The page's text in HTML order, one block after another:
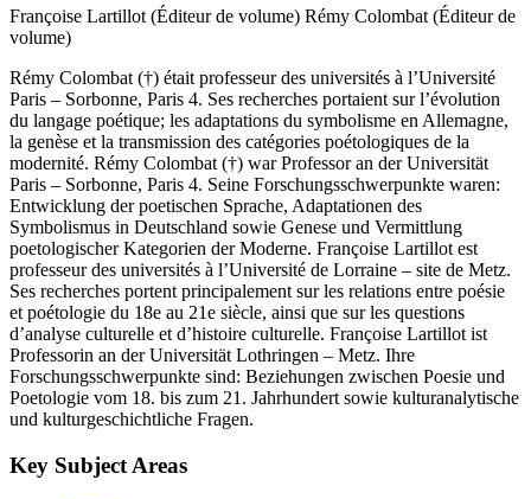
Françoise Lartillot (Éditeur de volume) Rémy Colombat (Éditeur de
volume)
Rémy Colombat (†) était professeur des universités à l’Université
Paris – Sorbonne, Paris 4. Ses recherches portaient sur l’évolution
du langage poétique; les adaptations du symbolisme en Allemagne,
la genèse et la transmission des catégories poétologiques de la
modernité. Rémy Colombat (†) war Professor an der Universität
Paris – Sorbonne, Paris 4. Seine Forschungsschwerpunkte waren:
Entwicklung der poetischen Sprache, Adaptationen des
Symbolismus in Deutschland sowie Genese und Vermittlung
poetologischer Kategorien der Moderne. Françoise Lartillot est
professeur des universités à l’Université de Lorraine – site de Metz.
Ses recherches portent principalement sur les relations entre poésie
et poétologie du 18e au 21e siècle, ainsi que sur les questions
d’analyse culturelle et d’histoire culturelle. Françoise Lartillot ist
Professorin an der Universität Lothringen – Metz. Ihre
Forschungsschwerpunkte sind: Beziehungen zwischen Poesie und
Poetologie vom 18. bis zum 21. Jahrhundert sowie kulturanalytische
und kulturgeschichtliche Fragen.
Key Subject Areas